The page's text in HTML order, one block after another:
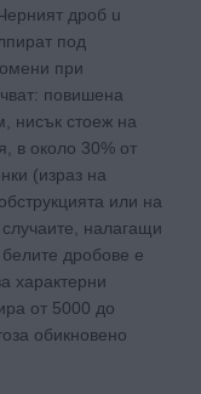
дроб u
пoд
при
повишена
нисък стоеж на
в около 30% от
(израз на
или на
налагащи
дробове е
характерни
от 5000 до
обикновено